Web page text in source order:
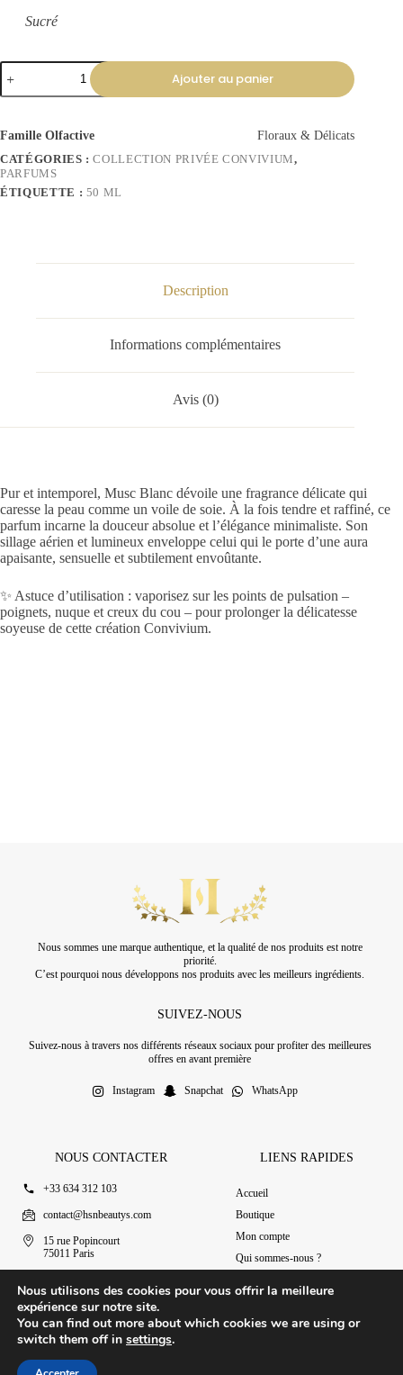
Sucré
Ajouter au panier
Famille Olfactive
Floraux & Délicats
CATÉGORIES :COLLECTION PRIVÉE CONVIVIUM,
PARFUMS
ÉTIQUETTE : 50 ML
Description
Informations complémentaires
Avis (0)
Pur et intemporel, Musc Blanc dévoile une fragrance délicate qui
caresse la peau comme un voile de soie. À la fois tendre et raffiné, ce
parfum incarne la douceur absolue et l’élégance minimaliste. Son
sillage aérien et lumineux enveloppe celui qui le porte d’une aura
apaisante, sensuelle et subtilement envoûtante.
✨ Astuce d’utilisation : vaporisez sur les points de pulsation –
poignets, nuque et creux du cou – pour prolonger la délicatesse
soyeuse de cette création Convivium.
Nous sommes une marque authentique, et la qualité de nos produits est notre
priorité.
C’est pourquoi nous développons nos produits avec les meilleurs ingrédients.
SUIVEZ-NOUS
Suivez-nous à travers nos différents réseaux sociaux pour profiter des meilleures
offres en avant première
Instagram Snapchat WhatsApp
NOUS CONTACTER
+33 634 312 103
contact@hsnbeautys.com
15 rue Popincourt
75011 Paris
LIENS RAPIDES
Accueil
Boutique
Mon compte
Qui sommes-nous ?
Nous utilisons des cookies pour vous offrir la meilleure
expérience sur notre site.
You can find out more about which cookies we are using or
switch them off in settings.